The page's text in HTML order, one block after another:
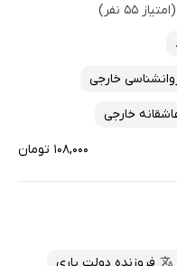
(امتیاز ۵۵ نفر)
خارجی
خارجی
۱۰۸,۰۰۰ تومان
فروزنده دولت یاری